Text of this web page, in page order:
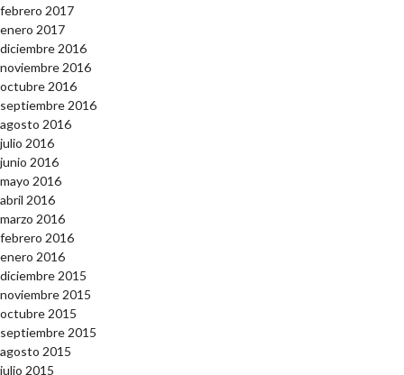
febrero 2017
enero 2017
diciembre 2016
noviembre 2016
octubre 2016
septiembre 2016
agosto 2016
julio 2016
junio 2016
mayo 2016
abril 2016
marzo 2016
febrero 2016
enero 2016
diciembre 2015
noviembre 2015
octubre 2015
septiembre 2015
agosto 2015
julio 2015